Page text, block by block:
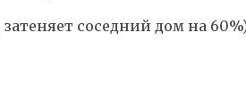
соседний дом на